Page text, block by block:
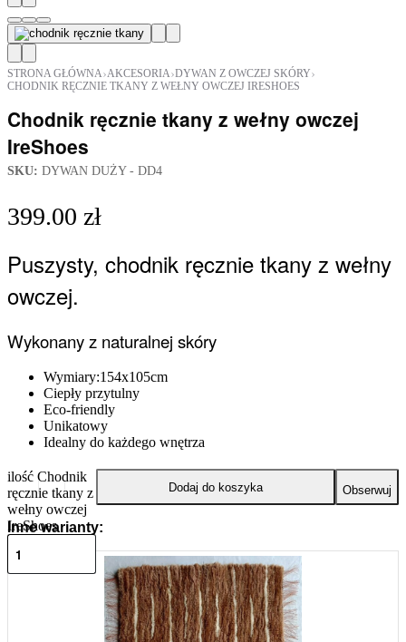
STRONA GŁÓWNA›AKCESORIA›DYWAN Z OWCZEJ SKÓRY›
CHODNIK RĘCZNIE TKANY Z WEŁNY OWCZEJ IRESHOES
Chodnik ręcznie tkany z wełny owczej
IreShoes
SKU: DYWAN DUŻY - DD4
399.00 zł
Puszysty, chodnik ręcznie tkany z wełny
owczej.
Wykonany z naturalnej skóry
Wymiary:154x105cm
Ciepły przytulny
Eco-friendly
Unikatowy
Idealny do każdego wnętrza
ilość Chodnik
ręcznie tkany z
wełny owczej
IreShoes
Dodaj do koszyka Obserwuj
Inne warianty: